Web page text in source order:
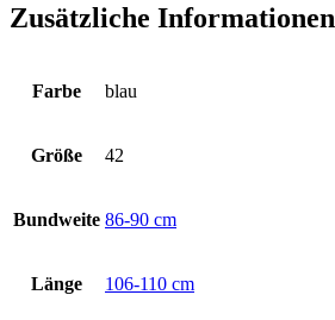
Zusätzliche Informationen
Farbe blau
Größe 42
Bundweite 86-90 cm
Länge 106-110 cm